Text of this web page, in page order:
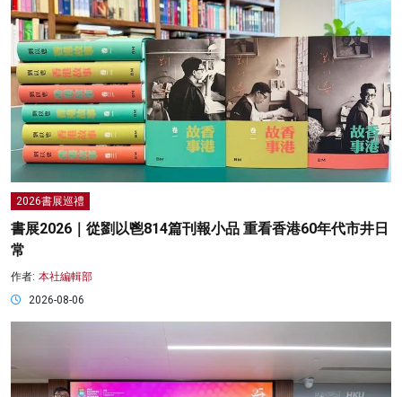
2026書展巡禮
書展2026｜從劉以鬯814篇刊報小品 重看香港60年代市井日
常
作者: 本社編輯部
2026-08-06